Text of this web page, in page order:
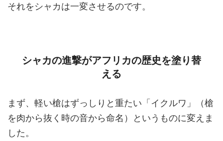
それをシャカは一変させるのです。
シャカの進撃がアフリカの歴史を塗り替
える
まず、軽い槍はずっしりと重たい「イクルワ」（槍
を肉から抜く時の音から命名）というものに変えま
した。